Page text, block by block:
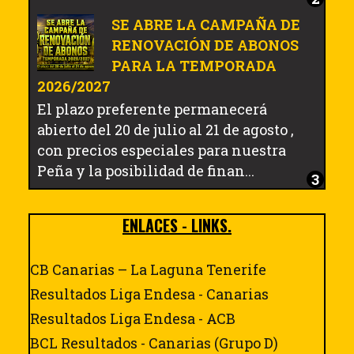
SE ABRE LA CAMPAÑA DE
RENOVACIÓN DE ABONOS
PARA LA TEMPORADA
2026/2027
El plazo preferente permanecerá
abierto del 20 de julio al 21 de agosto ,
con precios especiales para nuestra
Peña y la posibilidad de finan...
ENLACES - LINKS.
CB Canarias – La Laguna Tenerife
Resultados Liga Endesa - Canarias
Resultados Liga Endesa - ACB
BCL Resultados - Canarias (Grupo D)